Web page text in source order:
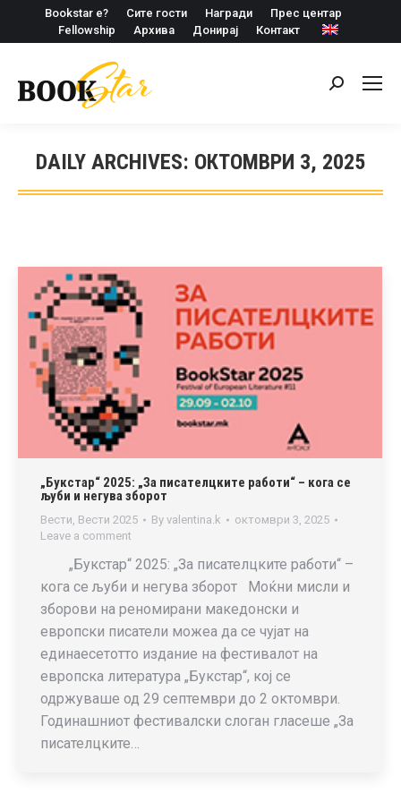
Bookstar е? Сите гости Награди
Прес центар
Fellowship
Архива Донирај Контакт
Search:
DAILY ARCHIVES: ОКТОМВРИ 3, 2025
„Букстар“ 2025: „За писателцките работи“ – кога се
љуби и негува зборот
Вести Вести 2025 By valentina.k
октомври 3, 2025
Leave a comment
„Букстар“ 2025: „За писателцките работи“ –
кога се љуби и негува зборот Моќни мисли и
зборови на реномирани македонски и
европски писатели можеа да се чујат на
единаесетотто издание на фестивалот на
европска литература „Букстар“, кој се
одржуваше од 29 септември до 2 октомври.
Годинашниот фестивалски слоган гласeше „За
писателцките…